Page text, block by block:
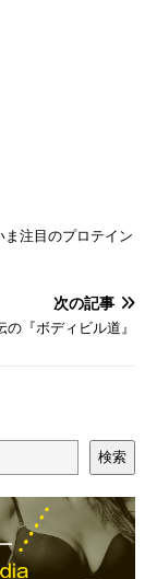
注目のプロテイン
次の記事
『ボディビル道』
検索